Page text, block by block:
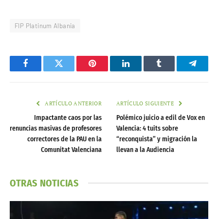
FIP Platinum Albania
FacebookTwitter Pinterest LinkedInTumblr
ARTÍCULO ANTERIOR
Impactante caos por las
renuncias masivas de profesores
correctores de la PAU en la
Comunitat Valenciana
ARTÍCULO SIGUIENTE
Polémico juicio a edil de Vox en
Valencia: 4 tuits sobre
“reconquista” y migración la
llevan a la Audiencia
OTRAS NOTICIAS